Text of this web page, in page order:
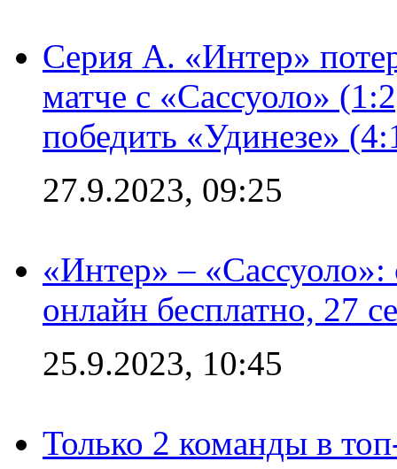
Серия А. «Интер»
матче с «Сассуоло»
победить «Удинезе»
27.9.2023, 09:25
«Интер» –
онлайн бесплатно, 27
25.9.2023, 10:45
Только 2 команды в